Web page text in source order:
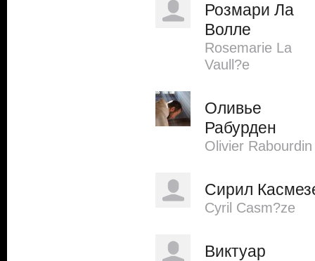
Розмари Ла
Волле
Rosemarie La
Vaull?e
Оливье
Рабурден
Olivier Rabourdin
Сирил
Cyril Casm?ze
Виктуар